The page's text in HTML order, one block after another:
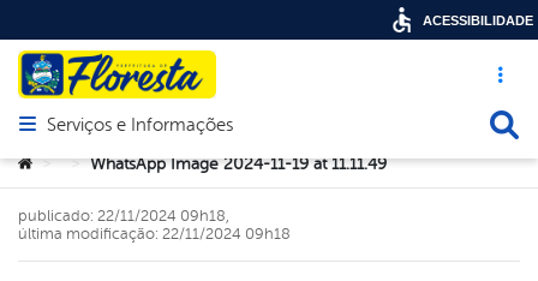
Acesso
Abrir menu principal de navegação
Serviços e Informações
Você está aqui:
> > WhatsApp Image 2024-11-19 at 11.11.49
publicado: 22/11/2024 09h18,
última modificação: 22/11/2024 09h18
ACESSIBILIDADE